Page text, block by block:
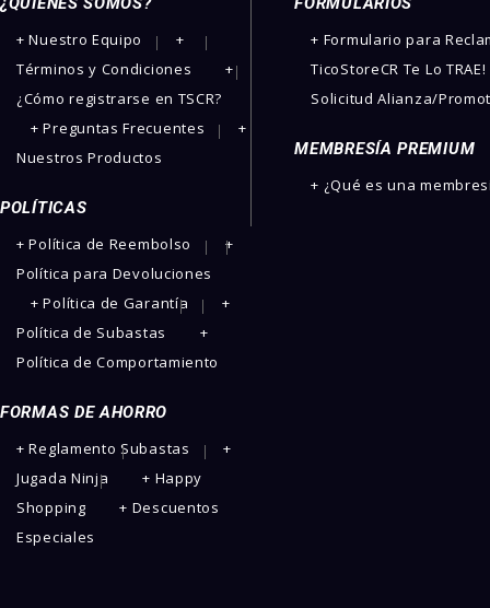
­+ Nuestro Equipo
+
Términos y Condiciones
+
¿Cómo registrarse en TSCR?
+ Preguntas Frecuentes
+
Nuestros Productos
POLÍTICAS
+ Política de Reembolso
+
Política para Devoluciones
+ Política de Garantía
+
Política de Subastas
+
Política de Comportamiento
FORMAS DE AHORRO
+ Reglamento Subastas
+
Jugada Ninja
+ Happy
Shopping
+ Descuentos
Especiales
+ Formulario para
TicoStoreCR Te Lo TRAE!
Solicitud Alianza/
MEMBRESÍA PREMIUM
+ ¿Qué es una